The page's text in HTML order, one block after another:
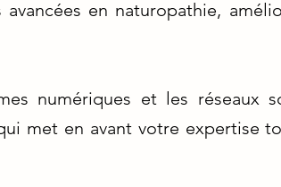
avancées en naturopathie,
numériques et les réseaux
met en avant votre expertise